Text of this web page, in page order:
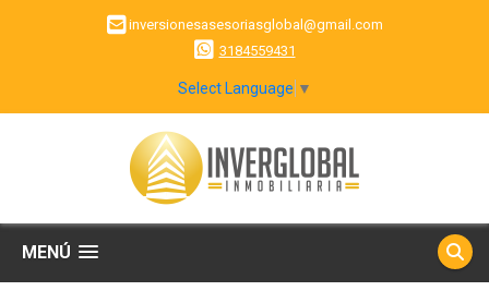
inversionesasesoriasglobal@gmail.com
3184559431
Select Language ▼
MENÚ